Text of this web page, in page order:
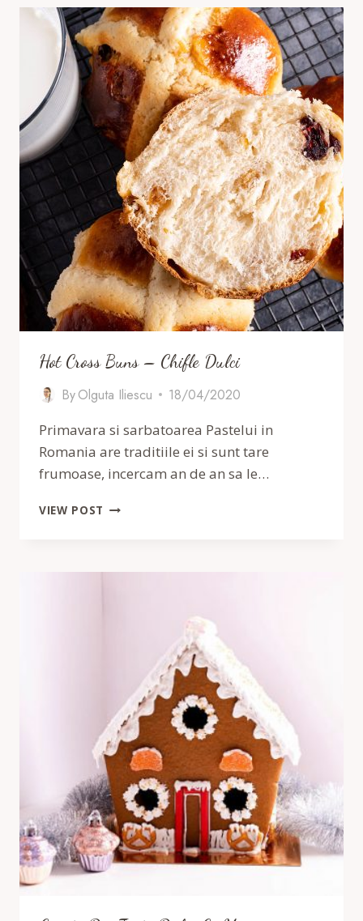
CREMA
DE
BRANZA
Hot Cross Buns – Chifle Dulci
ByOlguta Iliescu
18/04/2020
Primavara si sarbatoarea Pastelui in
Romania are traditiile ei si sunt tare
frumoase, incercam an de an sa le…
VIEW POST HOT
CHIFLE